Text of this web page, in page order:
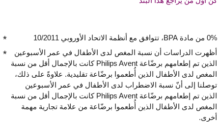
0% من مادة BPA، تتوافق مع أنظمة الاتحاد الأوروبي 10/2011
أظهرت الدراسات أن نسبة المغص لدى الأطفال في عمر الأسبوعين
الذين تم إطعامهم برضّاعة Philips Avent كانت بالإجمال أقل من نسبة
المغص لدى الأطفال الذين أُطعموا برضّاعة تقليدية. علاوةً على ذلك،
توصلنا إلى أنّ نسبة الاضطراب لدى الأطفال في عمر الأسبوعين
الذين تم إطعامهم برضّاعة Philips Avent كانت بالإجمال أقل من نسبة
المغص لدى الأطفال الذين أُطعموا برضّاعة من علامة تجارية مهمة
أخرى.